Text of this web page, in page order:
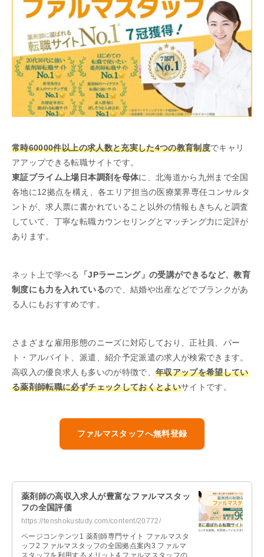
常時60000件以上の求人数と充実した4つの教育制度でキャリ
アアップできる転職サイトです。
東証プライム上場日本調剤を母体に、北海道から九州まで全国
各地に12拠点を構え、各エリア担当の医療業界専任コンサルタ
ントが、求人票に書かれていること以外の情報もきちんと調査
していて、丁寧な転職カウンセリングとマッチング力に定評が
あります。
ネット上で学べる
「JPラーニング」の受講ができるなど、教育
制度にも力を入れているので、結婚や出産などでブランクがあ
る人にもおすすめです。
さまざまな雇用形態のニーズに対応しており、正社員、パー
ト・アルバイト、派遣、紹介予定派遣の求人が検索できます。
高収入の優良求人も多いのが特徴で、 年収アップを希望してい
る薬剤師転職に必ずチェックしておくとよいサイトです。
ファルマスタッフへ無料登録
薬剤師の高収入求人が豊富なファルマスタッ
フの全国評価
https://tenshokustudy.com/content/20772/
ページコンテンツ1 薬剤師専門サイト ファルマスタ
ッフ2 ファルマスタッフの全国拠点案内3 ファルマ
スタッフを利用するメリット4 ファルマスタッフの